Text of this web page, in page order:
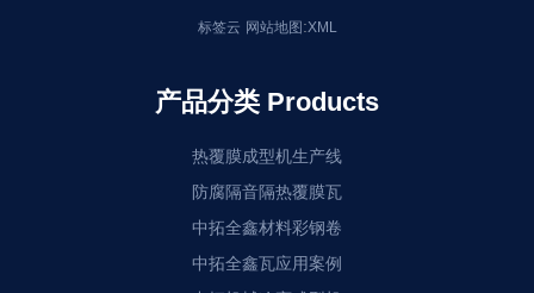
标签云 网站地图 :XML
产品分类 Products
热覆膜成型机生产线
防腐隔音隔热覆膜瓦
中拓全鑫材料彩钢卷
中拓全鑫瓦应用案例